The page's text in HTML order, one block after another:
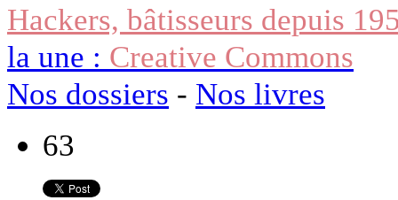
Hackers, bâtisseurs depuis
la une : Creative Commons
Nos dossiers - Nos livres
63